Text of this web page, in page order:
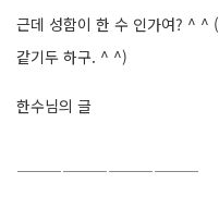
근데 성함이 한 수 인가여? ^ ^
같기두 하구. ^ ^)
한수님의 글
————————————